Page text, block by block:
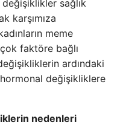
değişiklikler sağlık
karşımıza
meme
faktöre bağlı
ardındaki
değişikliklere
nedenleri